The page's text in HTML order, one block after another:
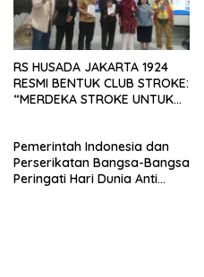
RS HUSADA JAKARTA 1924
RESMI BENTUK CLUB STROKE:
“MERDEKA STROKE UNTUK
Pemerintah Indonesia dan
Perserikatan Bangsa-Bangsa
Peringati Hari Dunia Anti